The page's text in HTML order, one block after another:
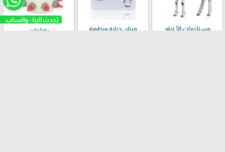
مستلزمات الأغنام ميزان حرارة ورطوبة رضاعات